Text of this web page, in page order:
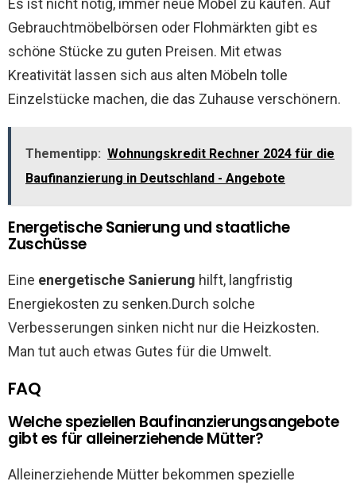
Es ist nicht nötig, immer neue Möbel zu kaufen. Auf
Gebrauchtmöbelbörsen oder Flohmärkten gibt es
schöne Stücke zu guten Preisen. Mit etwas
Kreativität lassen sich aus alten Möbeln tolle
Einzelstücke machen, die das Zuhause verschönern.
Thementipp: Wohnungskredit Rechner 2024 für die
Baufinanzierung in Deutschland - Angebote
Energetische Sanierung und staatliche
Zuschüsse
Eine energetische Sanierung hilft, langfristig
Energiekosten zu senken.Durch solche
Verbesserungen sinken nicht nur die Heizkosten.
Man tut auch etwas Gutes für die Umwelt.
FAQ
Welche speziellen Baufinanzierungsangebote
gibt es für alleinerziehende Mütter?
Alleinerziehende Mütter bekommen spezielle